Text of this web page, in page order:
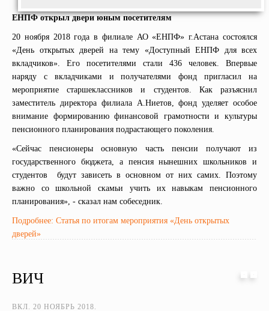
ЕНПФ открыл двери юным посетителям
20 ноября 2018 года в филиале АО «ЕНПФ» г.Астана состоялся
«День открытых дверей на тему «Доступный ЕНПФ для всех
вкладчиков». Его посетителями стали 436 человек. Впервые
наряду с вкладчиками и получателями фонд пригласил на
мероприятие старшеклассников и студентов. Как разъяснил
заместитель директора филиала А.Ниетов, фонд уделяет особое
внимание формированию финансовой грамотности и культуры
пенсионного планирования подрастающего поколения.
«Сейчас пенсионеры основную часть пенсии получают из
государственного бюджета, а пенсия нынешних школьников и
студентов будут зависеть в основном от них самих. Поэтому
важно со школьной скамьи учить их навыкам пенсионного
планирования», - сказал нам собеседник.
Подробнее: Статья по итогам мероприятия «День открытых
дверей»
ВИЧ
ВКЛ. 20 НОЯБРЬ 2018